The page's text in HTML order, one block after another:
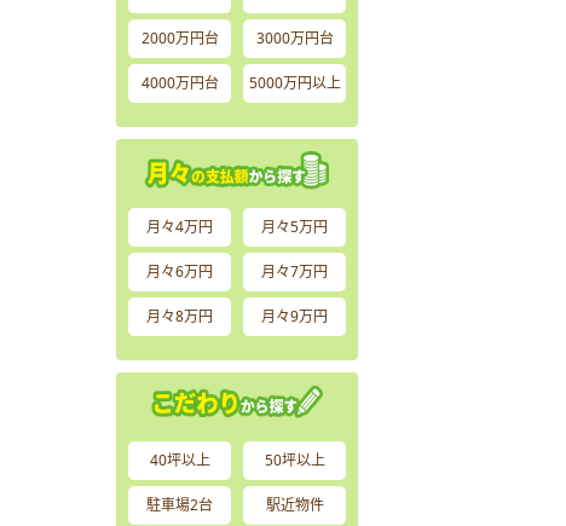
2000万円台 3000万円台
4000万円台 5000万円以上
月々4万円 月々5万円
月々6万円 月々7万円
月々8万円 月々9万円
40坪以上 50坪以上
駐車場2台 駅近物件